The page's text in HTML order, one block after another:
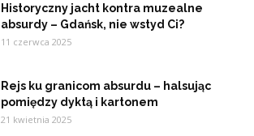
Historyczny jacht kontra muzealne
absurdy – Gdańsk, nie wstyd Ci?
11 czerwca 2025
Rejs ku granicom absurdu – halsując
pomiędzy dyktą i kartonem
21 kwietnia 2025